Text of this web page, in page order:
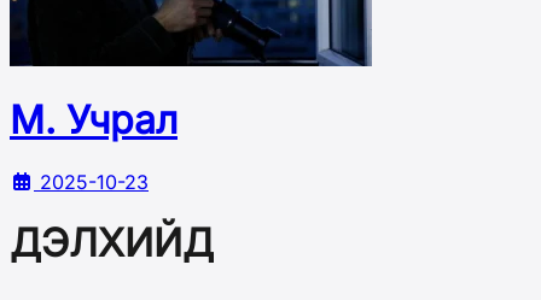
М. Учрал
2025-10-23
ДЭЛХИЙД